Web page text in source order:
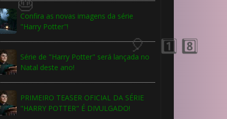
Confira as novas imagens da série
"Harry Potter"!
Série de "Harry Potter" será lançada no
Natal deste ano!
PRIMEIRO TEASER OFICIAL DA SÉRIE
"HARRY POTTER" É DIVULGADO!